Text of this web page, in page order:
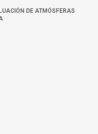
DE ATMÓSFERAS